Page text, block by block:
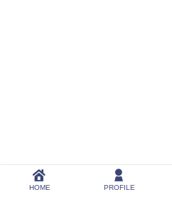
HOME PROFILE